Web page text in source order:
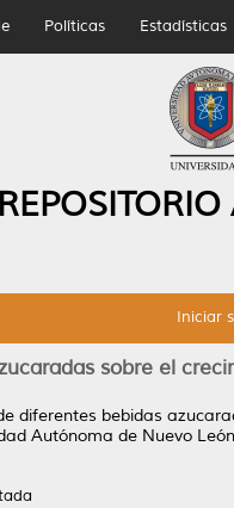
Políticas Estadísticas
Iniciar
sobre el
diferentes bebidas
Autónoma de Nuevo